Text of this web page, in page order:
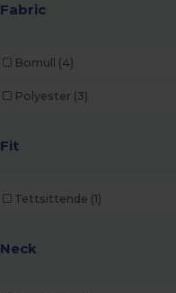
Fabric
Bomull (4)
Polyester (3)
Fit
Tettsittende (1)
Neck